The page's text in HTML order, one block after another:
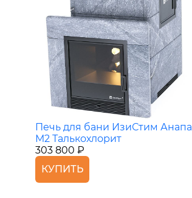
Печь для бани ИзиСтим Анапа
М2 Талькохлорит
303 800 ₽
КУПИТЬ